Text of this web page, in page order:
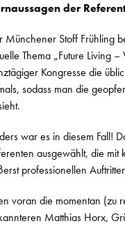
der
Münchener Stoff Frühling
Thema „Future Living
Kongresse die
sodass man die
war es in diesem Fall!
ausgewählt, die
professionellen
voran die momentan (zu
Matthias Horx,